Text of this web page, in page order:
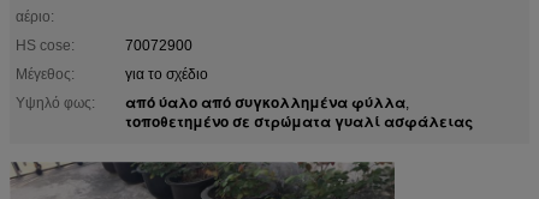
αέριο:
HS cose:
70072900
Μέγεθος:
για το σχέδιο
Υψηλό φως:
από ύαλο από συγκολλημένα φύλλα,
τοποθετημένο σε στρώματα γυαλί ασφάλειας